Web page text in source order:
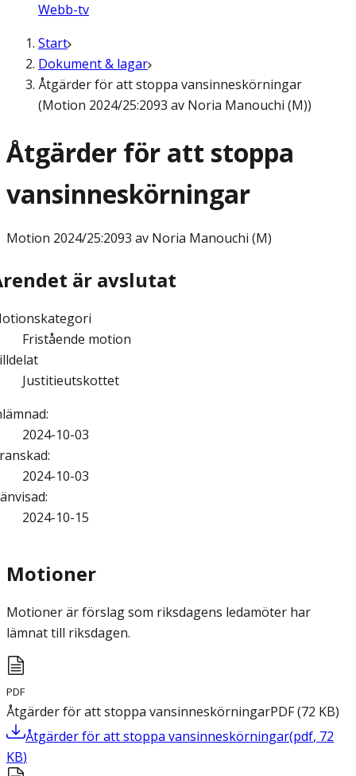
Webb-tv
Start
Dokument & lagar
Åtgärder för att stoppa vansinneskörningar
(Motion 2024/25:2093 av Noria Manouchi (M))
Åtgärder för att stoppa
vansinneskörningar
Motion 2024/25:2093 av Noria Manouchi (M)
är avslutat
Fristående motion
Justitieutskottet
:
2024-10-03
:
2024-10-03
:
2024-10-15
Motioner
Motioner är förslag som riksdagens ledamöter har
lämnat till riksdagen.
PDF
Åtgärder för att stoppa vansinneskörningarPDF(72 KB)
Åtgärder för att stoppa vansinneskörningar(pdf, 72
KB)